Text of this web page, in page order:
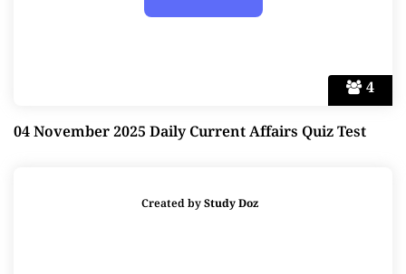
4
04 November 2025 Daily Current Affairs Quiz Test
Created byStudy Doz